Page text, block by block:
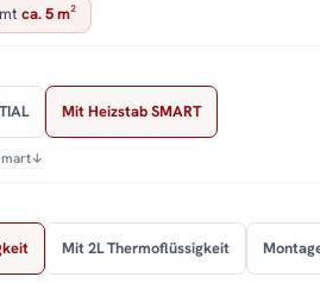
ca. 5 m²
Mit Heizstab SMART
↓
Mit 2L Thermoflüssigkeit